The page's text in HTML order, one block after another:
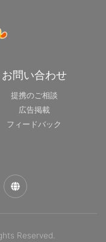
お問い合わせ
提携のご相談
広告掲載
フィードバック
Reserved.